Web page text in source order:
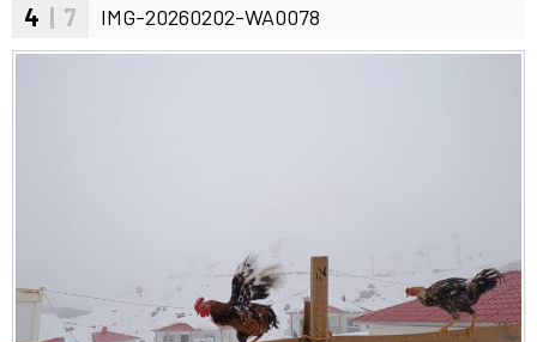
4 | 7 IMG-20260202-WA0078